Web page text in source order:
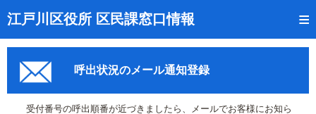
江戸川区役所 区民課窓口情報
トップページ
受付番号の呼出状況確認
証明書の交付状況確認
呼出状況のメール通知登録
受付番号の呼出順番が近づきましたら、メールでお客様にお知ら